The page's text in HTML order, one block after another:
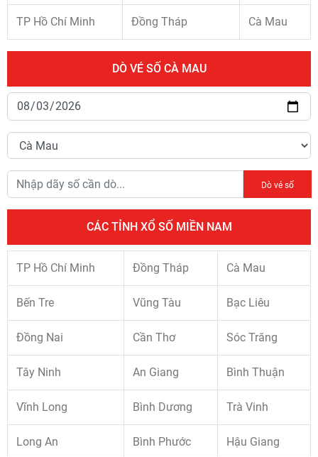
TP Hồ Chí Minh Đồng Tháp Cà Mau
DÒ VÉ SỐ CÀ MAU
Dò vé số
CÁC TỈNH XỔ SỐ MIỀN NAM
TP Hồ Chí Minh Đồng Tháp Cà Mau
Bến Tre Vũng Tàu Bạc Liêu
Đồng Nai Cần Thơ Sóc Trăng
Tây Ninh An Giang Bình Thuận
Vĩnh Long Bình Dương Trà Vinh
Long An Bình Phước Hậu Giang